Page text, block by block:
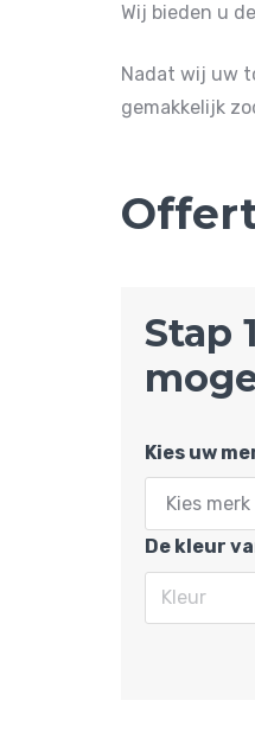
Wij bieden u
Nadat wij uw
gemakkelijk
Stap
Kies uw
De kleur